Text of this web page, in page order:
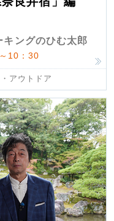
キングのひむ太郎
10：30
アウトドア